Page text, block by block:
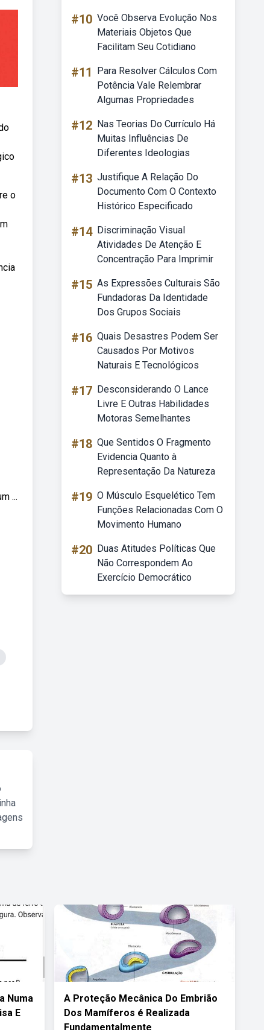
o
...
#10 Você Observa Evolução Nos
Materiais Objetos Que
Facilitam Seu Cotidiano
#11
Para Resolver Cálculos Com
Potência Vale Relembrar
Algumas Propriedades
#12 Nas Teorias Do Currículo Há
Muitas Influências De
Diferentes Ideologias
#13 Justifique A Relação Do
Documento Com O Contexto
Histórico Especificado
#14 Discriminação Visual
Atividades De Atenção E
Concentração Para Imprimir
#15 As Expressões Culturais São
Fundadoras Da Identidade
Dos Grupos Sociais
#16 Quais Desastres Podem Ser
Causados Por Motivos
Naturais E Tecnológicos
#17 Desconsiderando O Lance
Livre E Outras Habilidades
Motoras Semelhantes
#18 Que Sentidos O Fragmento
Evidencia Quanto à
Representação Da Natureza
#19 O Músculo Esquelético Tem
Funções Relacionadas Com O
Movimento Humano
#20 Duas Atitudes Políticas Que
Não Correspondem Ao
Exercício Democrático
Numa
E
A Proteção Mecânica Do Embrião
Dos Mamíferos é Realizada
Fundamentalmente